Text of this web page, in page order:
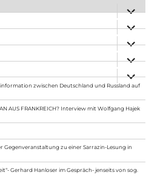
anzeigen
anzeigen
anzeigen
anzeigen
anzeigen
zwischen Deutschland und Russland auf
AUS FRANKREICH? Interview mit Wolfgang Hajek
Gegenveranstaltung zu einer Sarrazin-Lesung in
Gerhard Hanloser im Gespräch- jenseits von sog.